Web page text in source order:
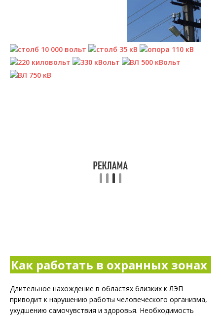
Как работать в охранных зонах
Длительное нахождение в областях близких к ЛЭП
приводит к нарушению работы человеческого организма,
ухудшению самочувствия и здоровья. Необходимость